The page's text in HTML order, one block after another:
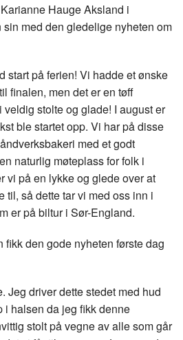
Hauge Aksland i
sin med den gledelige nyheten om
start på ferien! Vi hadde et ønske
finalen, men det er en tøff
veldig stolte og glade! I august er
ble startet opp. Vi har på disse
med et godt
naturlig møteplass for folk i
vi på en lykke og glede over at
til, så dette tar vi med oss inn i
er på biltur i Sør-England.
den gode nyheten første dag
Jeg driver dette stedet med hud
i halsen da jeg fikk denne
stolt på vegne av alle som går